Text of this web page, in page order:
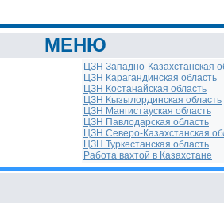
МЕНЮ
ЦЗН Западно-Казахстанская
ЦЗН Карагандинская область
ЦЗН Костанайская область
ЦЗН Кызылординская область
ЦЗН Мангистауская область
ЦЗН Павлодарская область
ЦЗН Северо-Казахстанская
ЦЗН Туркестанская область
Работа вахтой в Казахстане